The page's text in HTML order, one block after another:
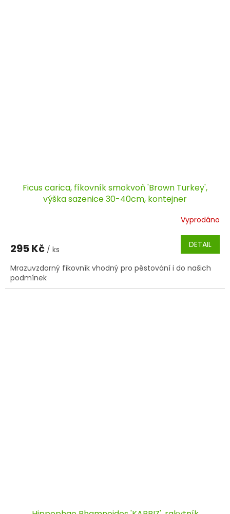
Ficus carica, fíkovník smokvoň 'Brown Turkey',
výška sazenice 30-40cm, kontejner
Vyprodáno
295 Kč / ks DETAIL
Mrazuvzdorný fíkovník vhodný pro pěstování i do našich
podmínek